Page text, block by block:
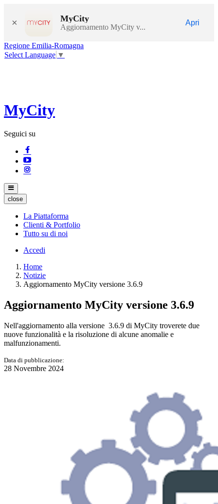
× MyCity
Aggiornamento MyCity v...
Apri
Regione Emilia-Romagna
Select Language ▼
MyCity
Seguici su
close
La Piattaforma
Clienti & Portfolio
Tutto su di noi
Accedi
Home
Notizie
Aggiornamento MyCity versione 3.6.9
Aggiornamento MyCity versione 3.6.9
Nell'aggiornamento alla versione 3.6.9 di MyCity troverete due
nuove funzionalità e la risoluzione di alcune anomalie e
malfunzionamenti.
Data di pubblicazione:
28 Novembre 2024